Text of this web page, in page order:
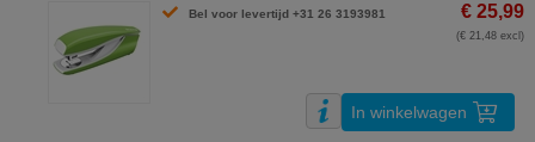
Bel voor levertijd +31 26 3193981 € 25,99
(€ 21,48 excl)
In winkelwagen